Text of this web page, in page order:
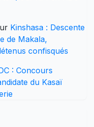
Kinshasa : Descente
de Makala,
confisqués
: Concours
du Kasaï